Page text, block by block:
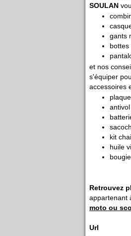
SOULAN
gants
bottes
et nos
s'équiper
accessoires
kit
huile
Retrouvez
appartenant
moto ou
Url